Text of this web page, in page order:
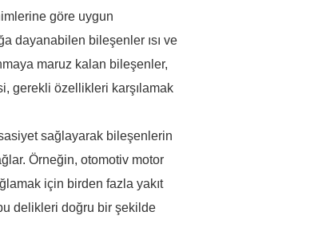
göre uygun
dayanabilen bileşenler ısı ve
maruz kalan bileşenler,
gerekli özellikleri karşılamak
sağlayarak bileşenlerin
Örneğin, otomotiv motor
için birden fazla yakıt
delikleri doğru bir şekilde